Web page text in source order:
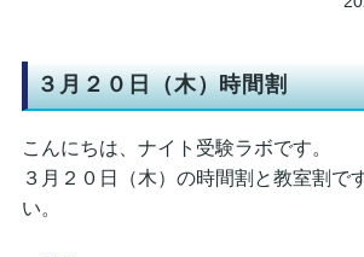
３月２０日（木）時間割
こんにちは、ナイト受験ラボです。
３月２０日（木）の時間割と教室割で
い。